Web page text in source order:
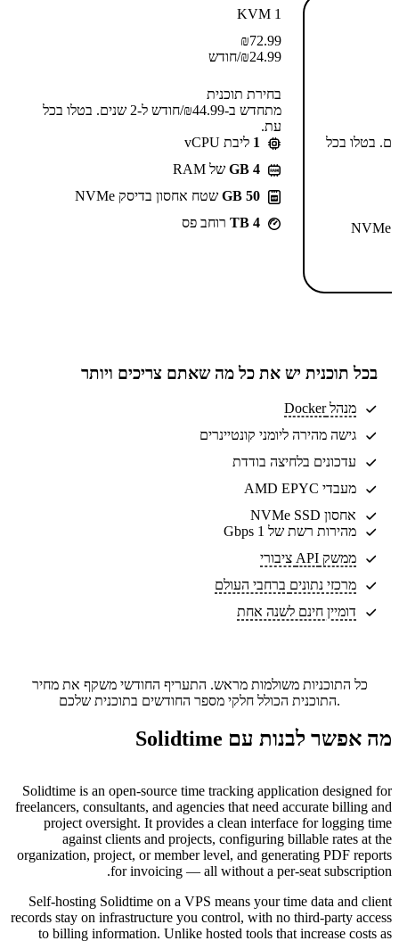
KVM 1
72.99
₪
24.99
₪/חודש
בחירת תוכנית
מתחדש ב-⁦44.99⁩₪/חודש ל-2 שנים. בטלו בכל
עת.
1 ליבת vCPU
GB 4 של RAM
50 GB
שטח אחסון בדיסק NVMe
4 TB
רוחב פס
⁦55.99⁩₪/חודש ל-2 שנים. בטלו בכל
בכל תוכנית יש את כל מה שאתם צריכים ויותר
מנהל Docker
גישה מהירה ליומני קונטיינרים
עדכונים בלחיצה בודדת
מעבדי AMD EPYC
אחסון NVMe SSD
מהירות רשת של 1 Gbps
ממשק API ציבורי
מרכזי נתונים ברחבי העולם
דומיין חינם לשנה אחת
כל התוכניות משולמות מראש. התעריף החודשי משקף את מחיר
התוכנית הכולל חלקי מספר החודשים בתוכנית שלכם.
מה אפשר לבנות עם Solidtime
Solidtime is an open-source time tracking application designed for
freelancers, consultants, and agencies that need accurate billing and
project oversight. It provides a clean interface for logging time
against clients and projects, configuring billable rates at the
organization, project, or member level, and generating PDF reports
for invoicing — all without a per-seat subscription.
Self-hosting Solidtime on a VPS means your time data and client
records stay on infrastructure you control, with no third-party access
to billing information. Unlike hosted tools that increase costs as